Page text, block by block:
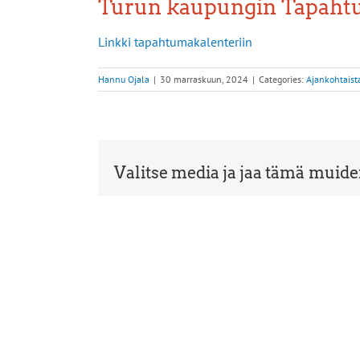
Turun kaupungin
Linkki tapahtumakalenteriin
Hannu Ojala | 30 marraskuun, 2024 | Categories:
Valitse media ja jaa tämä